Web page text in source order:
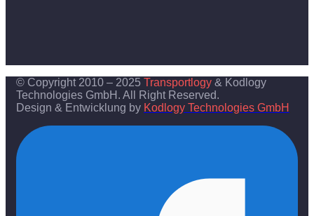
© Copyright 2010 – 2025 Transportlogy & Kodlogy
Technologies GmbH. All Right Reserved.
Design & Entwicklung by Kodlogy Technologies GmbH